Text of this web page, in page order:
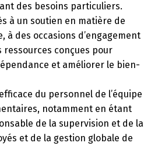
des besoins particuliers.
à un soutien en matière de
à des occasions d’engagement
ressources conçues pour
et améliorer le bien-
du personnel de l’équipe
notamment en étant
de la supervision et de la
et de la gestion globale de